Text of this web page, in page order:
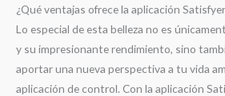
¿Qué ventajas ofrece la aplicación
Lo especial de esta belleza no es
y su impresionante rendimiento, sino
aportar una nueva perspectiva a tu vida
aplicación de control. Con la aplicación